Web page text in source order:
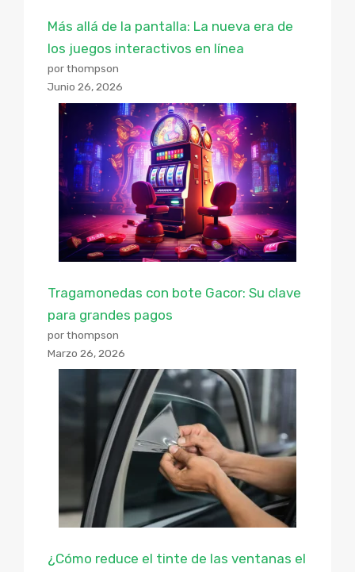
Más allá de la pantalla: La nueva era de
los juegos interactivos en línea
por thompson
Junio 26, 2026
Tragamonedas con bote Gacor: Su clave
para grandes pagos
por thompson
Marzo 26, 2026
¿Cómo reduce el tinte de las ventanas el